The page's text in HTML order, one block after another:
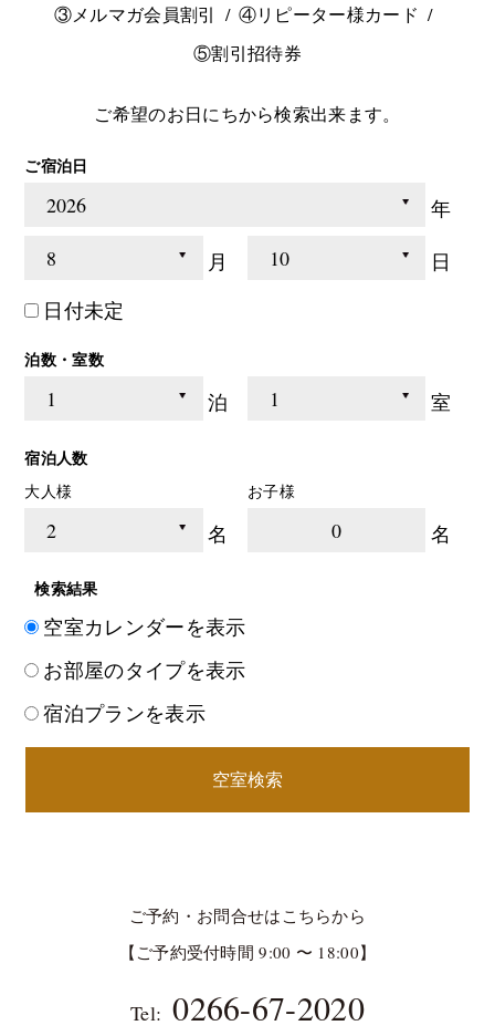
③メルマガ会員割引
④リピーター様カード
⑤割引招待券
ご希望のお日にちから検索出来ます。
ご宿泊日
年
月
日
日付未定
泊数・室数
泊 室
宿泊人数
大人様
名
お子様
0 名
検索結果
空室カレンダーを表示
お部屋のタイプを表示
宿泊プランを表示
空室検索
ご予約・お問合せはこちらから
【ご予約受付時間 9:00 〜 18:00】
Tel: 0266-67-2020